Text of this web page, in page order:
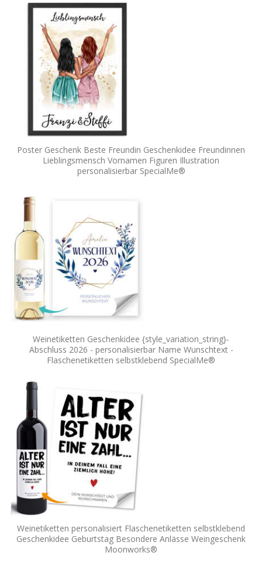
Poster Geschenk Beste Freundin Geschenkidee Freundinnen
Lieblingsmensch Vornamen Figuren Illustration
personalisierbar SpecialMe®
Weinetiketten Geschenkidee {style_variation_string}-
Abschluss 2026 - personalisierbar Name Wunschtext -
Flaschenetiketten selbstklebend SpecialMe®
Weinetiketten personalisiert Flaschenetiketten selbstklebend
Geschenkidee Geburtstag Besondere Anlässe Weingeschenk
Moonworks®